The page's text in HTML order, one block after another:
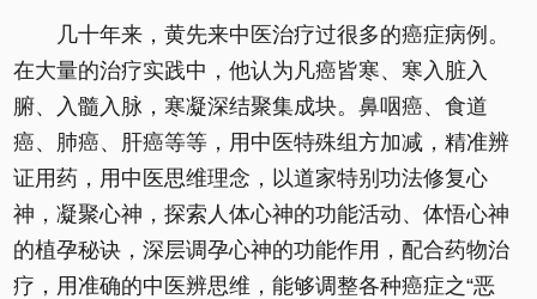
几十年来，黄先来中医治疗过很多的癌症病例。
在大量的治疗实践中，他认为凡癌皆寒、寒入脏入
腑、入髓入脉，寒凝深结聚集成块。鼻咽癌、食道
癌、肺癌、肝癌等等，用中医特殊组方加减，精准辨
证用药，用中医思维理念，以道家特别功法修复心
神，凝聚心神，探索人体心神的功能活动、体悟心神
的植孕秘诀，深层调孕心神的功能作用，配合药物治
疗，用准确的中医辨思维，能够调整各种癌症之“恶